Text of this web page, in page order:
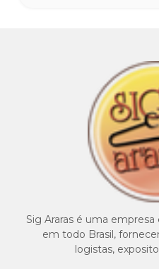
Linha painel canaletado
Linha ponto premium
Linha V60-V50 barra
Manequim bege bebê,
Manequim branco bebê,
Manequim especial brilho
Manequim feminino fibra
Sig Araras é uma empresa
em todo Brasil,
logistas,